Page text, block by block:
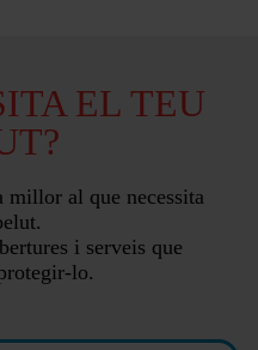
EL TEU
millor al que necessita
i serveis que
lo.